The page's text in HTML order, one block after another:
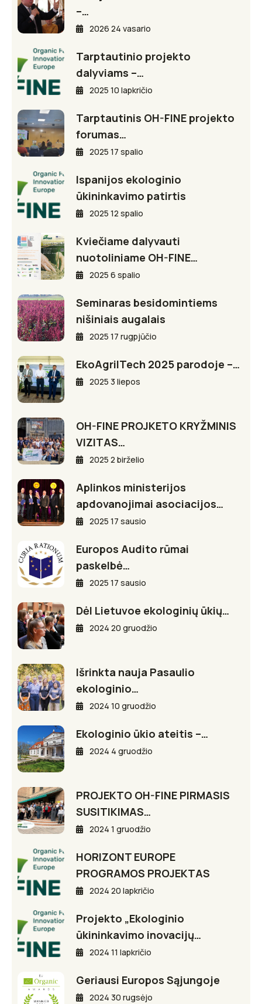
–…
2026 24 vasario
Tarptautinio projekto
dalyviams –…
2025 10 lapkričio
Tarptautinis OH-FINE projekto
forumas…
2025 17 spalio
Ispanijos ekologinio
ūkininkavimo patirtis
2025 12 spalio
Kviečiame dalyvauti
nuotoliniame OH-FINE…
2025 6 spalio
Seminaras besidomintiems
nišiniais augalais
2025 17 rugpjūčio
EkoAgriITech 2025 parodoje –…
2025 3 liepos
OH-FINE PROJKETO KRYŽMINIS
VIZITAS…
2025 2 birželio
Aplinkos ministerijos
apdovanojimai asociacijos…
2025 17 sausio
Europos Audito rūmai
paskelbė…
2025 17 sausio
Dėl Lietuvoe ekologinių ūkių…
2024 20 gruodžio
Išrinkta nauja Pasaulio
ekologinio…
2024 10 gruodžio
Ekologinio ūkio ateitis –…
2024 4 gruodžio
PROJEKTO OH-FINE PIRMASIS
SUSITIKIMAS…
2024 1 gruodžio
HORIZONT EUROPE
PROGRAMOS PROJEKTAS
2024 20 lapkričio
Projekto „Ekologinio
ūkininkavimo inovacijų…
2024 11 lapkričio
Geriausi Europos Sąjungoje
2024 30 rugsėjo